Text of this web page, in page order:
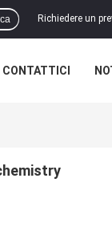
Richiedere un
CONTATTICI